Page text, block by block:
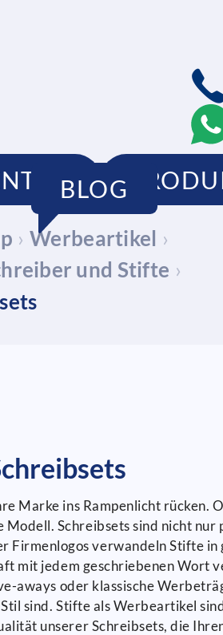
BLOG
› Werbeartikel ›
und Stifte ›
Marke ins Rampenlicht
Schreibsets sind nicht
verwandeln Stifte
mit jedem geschriebenen
aways oder klassische
sind. Stifte als Werbeartikel
unserer Schreibsets, die